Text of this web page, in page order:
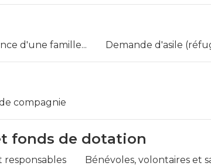
d'une famille... Demande d'asile
compagnie
fonds de dotation
responsables Bénévoles, volontaires et